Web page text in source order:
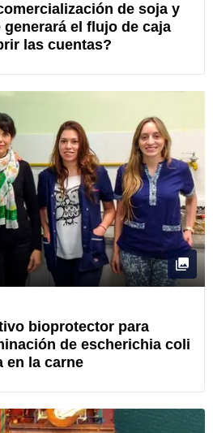
de soja y
el flujo de caja
las cuentas?
bioprotector para
de escherichia coli
en la carne